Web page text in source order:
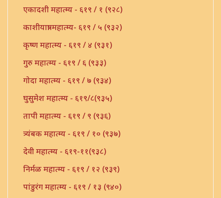
एकादशी महात्म्य - ६१९ / १ (९२८)
काशीयात्रा महात्म्य- ६१९ / ५ (९३२)
कृष्ण महात्म्य - ६१९ / ४ (९३१)
गुरु महात्म्य - ६१९ / ६ (९३३)
गोदा महात्म्य - ६१९ / ७ (९३४)
घुसुमेश महात्म्य - ६१९/८(९३५)
तापी महात्म्य - ६१९ / ९ (९३६)
त्र्यंबक महात्म्य - ६१९ / १० (९३७)
देवी महात्म्य - ६१९-११(९३८)
निर्मळ महात्म्य - ६१९ / १२ (९३९)
पांडुरंग महात्म्य - ६१९ / १३ (९४०)